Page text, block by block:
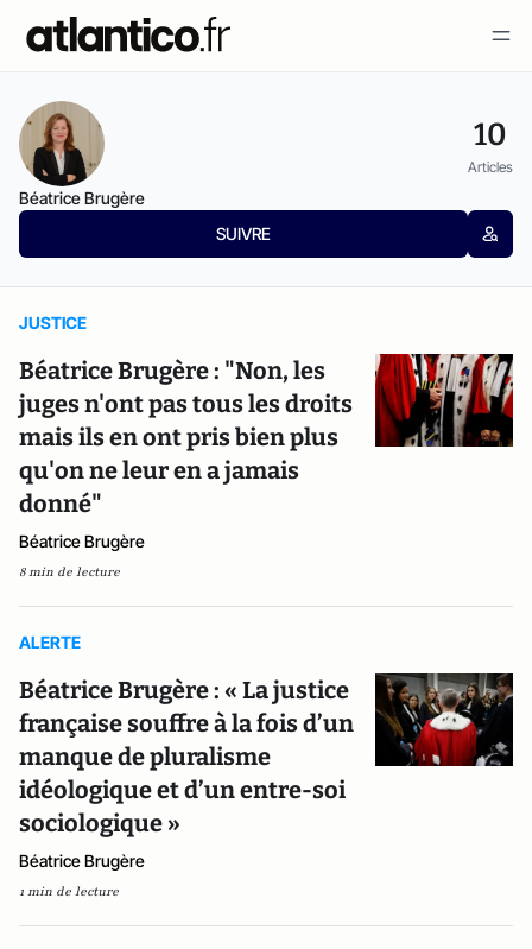
10
Articles
Béatrice Brugère
SUIVRE
JUSTICE
Béatrice Brugère : "Non, les
juges n'ont pas tous les droits
mais ils en ont pris bien plus
qu'on ne leur en a jamais
donné"
Béatrice Brugère
8 min de lecture
ALERTE
Béatrice Brugère : « La justice
française souffre à la fois d’un
manque de pluralisme
idéologique et d’un entre-soi
sociologique »
Béatrice Brugère
1 min de lecture